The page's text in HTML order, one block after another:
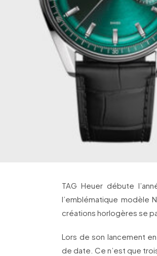
TAG Heuer débute
l’emblématique modèle
créations horlogères se
Lors de son lancement
de date. Ce n’est que